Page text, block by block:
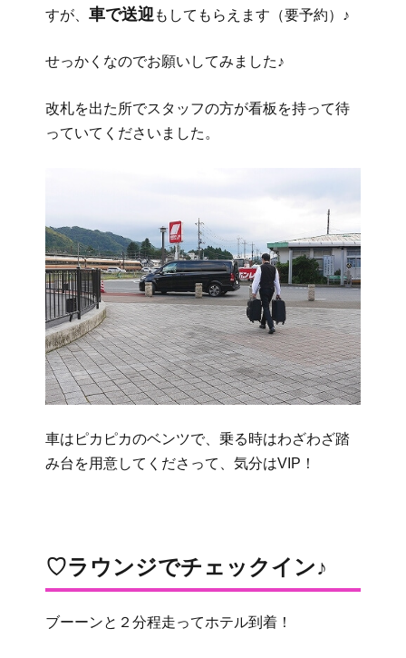
すが、 車で送迎 もしてもらえます（要予約）♪
せっかくなのでお願いしてみました♪
改札を出た所でスタッフの方が看板を持って待
っていてくださいました。
車はピカピカのベンツで、乗る時はわざわざ踏
み台を用意してくださって、気分はVIP！
♡ラウンジでチェックイン♪
ブーーンと２分程走ってホテル到着！